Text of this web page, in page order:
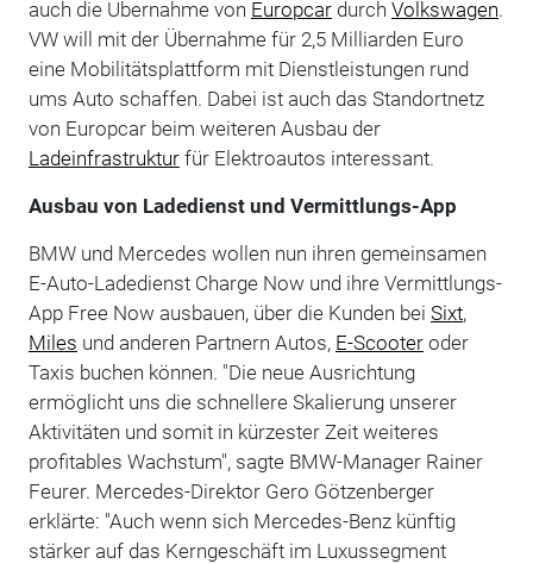
auch die Übernahme von Europcardurch Volkswagen.
VW will mit der Übernahme für 2,5 Milliarden Euro
eine Mobilitätsplattform mit Dienstleistungen rund
ums Auto schaffen. Dabei ist auch das Standortnetz
von Europcar beim weiteren Ausbau der
Ladeinfrastrukturfür Elektroautos interessant.
Ausbau von Ladedienst und Vermittlungs-App
BMW und Mercedes wollen nun ihren gemeinsamen
E-Auto-Ladedienst Charge Now und ihre Vermittlungs-
App Free Now ausbauen, über die Kunden bei Sixt,
Miles und anderen Partnern Autos, E-Scooteroder
Taxis buchen können. "Die neue Ausrichtung
ermöglicht uns die schnellere Skalierung unserer
Aktivitäten und somit in kürzester Zeit weiteres
profitables Wachstum", sagte BMW-Manager Rainer
Feurer. Mercedes-Direktor Gero Götzenberger
erklärte: "Auch wenn sich Mercedes-Benz künftig
stärker auf das Kerngeschäft im Luxussegment